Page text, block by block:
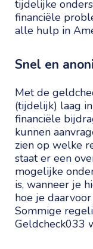
tijdelijke
financiële
alle hulp in
Snel en
Met de
(tijdelijk) laag
financiële
kunnen
zien op welke
staat er een
mogelijke
is, wanneer je
hoe je
Sommige
Geldcheck033